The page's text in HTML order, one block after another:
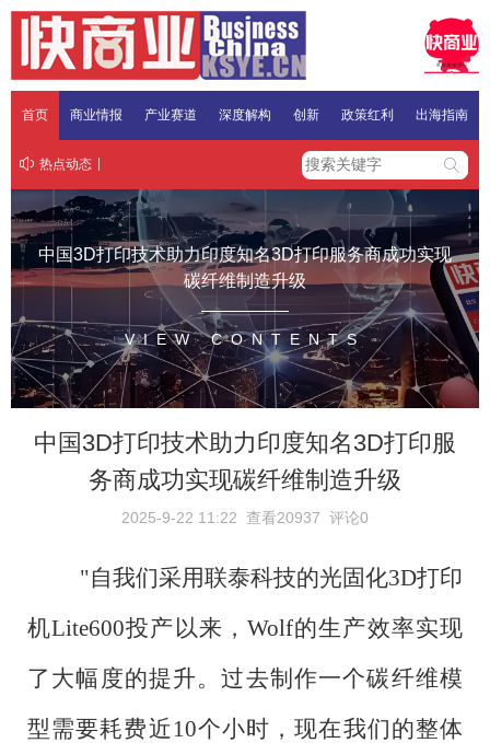
首页 商业情报 产业赛道 深度解构 创新 政策红利 出海指南
热点动态
中国3D打印技术助力印度知名3D打印服务商成功实现
碳纤维制造升级
VIEW CONTENTS
中国3D打印技术助力印度知名3D打印服
务商成功实现碳纤维制造升级
2025-9-22 11:22 查看20937 评论0
"自我们采用联泰科技的光固化3D打印
机Lite600投产以来，Wolf的生产效率实现
了大幅度的提升。过去制作一个碳纤维模
型需要耗费近10个小时，现在我们的整体